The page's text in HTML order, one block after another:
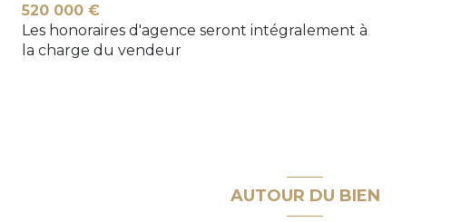
520 000 €
Les honoraires d'agence seront intégralement à
la charge du vendeur
AUTOUR DU BIEN